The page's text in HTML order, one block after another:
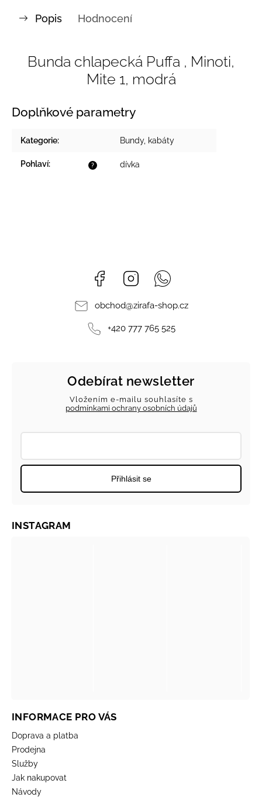
Popis Hodnocení
Bunda chlapecká Puffa , Minoti,
Mite 1, modrá
Doplňkové parametry
Kategorie: Bundy, kabáty
?
Pohlaví: dívka
Facebook Instagram
obchod@zirafa-shop.cz
+420 777 765 525
Odebírat newsletter
Vložením e-mailu souhlasíte s
podmínkami ochrany osobních údajů
Přihlásit se
INFORMACE PRO VÁS
Doprava a platba
Prodejna
Služby
Jak nakupovat
Návody
INSTAGRAM